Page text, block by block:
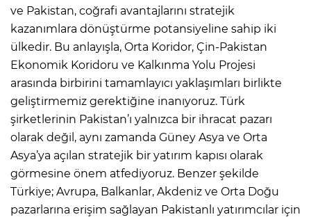
ve Pakistan, coğrafi avantajlarını stratejik
kazanımlara dönüştürme potansiyeline sahip iki
ülkedir. Bu anlayışla, Orta Koridor, Çin-Pakistan
Ekonomik Koridoru ve Kalkınma Yolu Projesi
arasında birbirini tamamlayıcı yaklaşımları birlikte
geliştirmemiz gerektiğine inanıyoruz. Türk
şirketlerinin Pakistan’ı yalnızca bir ihracat pazarı
olarak değil, aynı zamanda Güney Asya ve Orta
Asya’ya açılan stratejik bir yatırım kapısı olarak
görmesine önem atfediyoruz. Benzer şekilde
Türkiye; Avrupa, Balkanlar, Akdeniz ve Orta Doğu
pazarlarına erişim sağlayan Pakistanlı yatırımcılar için